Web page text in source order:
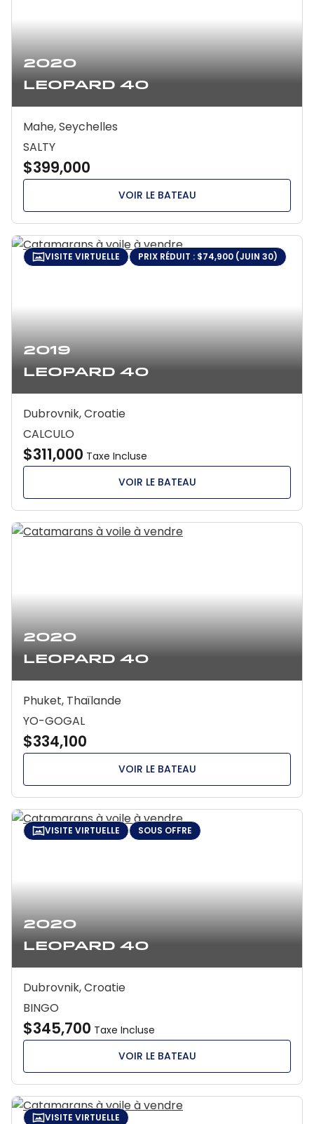
2020
Leopard 40
Mahe, Seychelles
SALTY
$399,000
VOIR LE BATEAU
2019
Leopard 40
VISITE VIRTUELLE PRIX RÉDUIT : $74,900 (JUIN 30)
Dubrovnik, Croatie
CALCULO
$311,000 Taxe Incluse
VOIR LE BATEAU
2020
Leopard 40
Phuket, Thaïlande
YO-GOGAL
$334,100
VOIR LE BATEAU
2020
Leopard 40
VISITE VIRTUELLE SOUS OFFRE
Dubrovnik, Croatie
BINGO
$345,700 Taxe Incluse
VOIR LE BATEAU
VISITE VIRTUELLE